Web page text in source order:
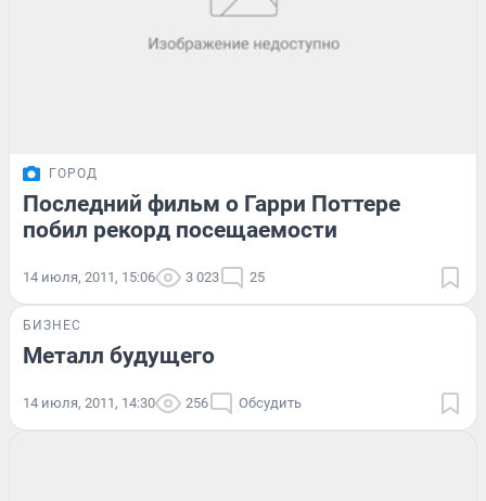
ГОРОД
Последний фильм о Гарри Поттере
побил рекорд посещаемости
14 июля, 2011, 15:06 3 023 25
БИЗНЕС
Металл будущего
14 июля, 2011, 14:30 256 Обсудить